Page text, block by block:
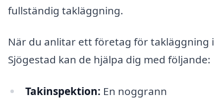
fullständig takläggning.
När du anlitar ett företag för takläggning i
Sjögestad kan de hjälpa dig med följande:
Takinspektion: En noggrann